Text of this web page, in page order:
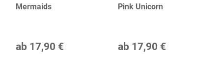
Mermaids
ab 17,90 €
Pink Unicorn
ab 17,90 €